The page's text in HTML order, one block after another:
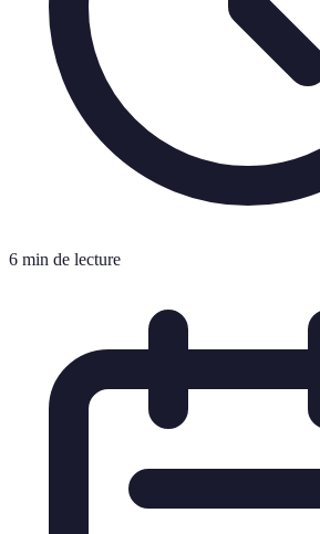
6 min de lecture